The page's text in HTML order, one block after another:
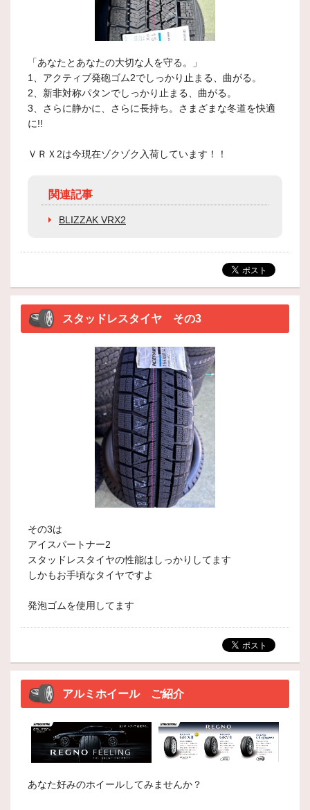
「あなたとあなたの大切な人を守る。」
1、アクティブ発砲ゴム2でしっかり止まる、曲がる。
2、新非対称パタンでしっかり止まる、曲がる。
3、さらに静かに、さらに長持ち。さまざまな冬道を快適
に!!
ＶＲＸ2は今現在ゾクゾク入荷しています！！
関連記事
BLIZZAK VRX2
スタッドレスタイヤ その3
その3は
アイスパートナー2
スタッドレスタイヤの性能はしっかりしてます
しかもお手頃なタイヤですよ
発泡ゴムを使用してます
アルミホイール ご紹介
あなた好みのホイールしてみませんか？